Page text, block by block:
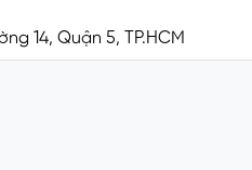
14, Quận 5, TP.HCM